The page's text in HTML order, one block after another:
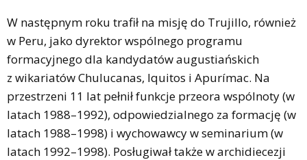
W następnym roku trafił na misję do Trujillo, również
w Peru, jako dyrektor wspólnego programu
formacyjnego dla kandydatów augustiańskich
z wikariatów Chulucanas, Iquitos i Apurímac. Na
przestrzeni 11 lat pełnił funkcje przeora wspólnoty (w
latach 1988–1992), odpowiedzialnego za formację (w
latach 1988–1998) i wychowawcy w seminarium (w
latach 1992–1998). Posługiwał także w archidiecezji